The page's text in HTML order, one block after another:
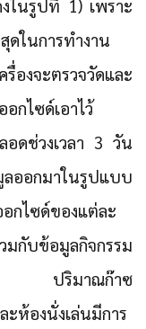
ในรูปที่ 1) เพราะ
ดในการทำงาน
งจะตรวจวัดและ
กไซด์เอาไว้
ดช่วงเวลา 3 วัน
ออกมาในรูปแบบ
กไซด์ของแต่ละ
กับข้อมูลกิจกรรม
า ปริมาณก๊าซ
ห้องนั่งเล่นมีการ